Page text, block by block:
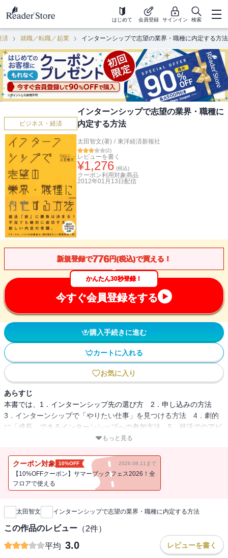
はじめて 会員登録 サインイン 検索
済 就職／転職／起業 インターンシップで志望の業界・職種に内定する方法
ビジネス・経済
インターンシップで志望の業界・職種に
内定する方法
太田智文(著) / 東洋経済新報社
(2)
レビューを書く
¥1,276 (税込)
クーポン利用対象商品
2012年01月13日 配信
新規登録で776円(税込)で買える！
かんたん30秒登録！
今すぐ会員登録をする
購入手続きに進む
カートに入れる
お気に入り
あらすじ
本書では、1．インターンシップ先の選び方 2．申し込みの方法
3．インターンシップで「やりたい仕事」を見つける方法 4．劇的
に「成長」できるインターンシップへの参加方法 5．就活でのアピ
ール方法 を徹底的に解説します。本書を読んでインターンシップ
「就活なんてまだ先の話」と思っている大学３・２・１年生のあな
た！
ライバルはもう動き始めています。未曾有の就職氷河期を勝ち抜く
もっと見る
クーポン対象 10%OFF 2026.08.11まで
【10%OFFクーポン】サマーブックフェス2026！全
フロアで使える
新刊通知
太田智文 インターンシップで志望の業界・職種に内定する方法
この作品のレビュー （2件）
平均 3.0 レビューを書く